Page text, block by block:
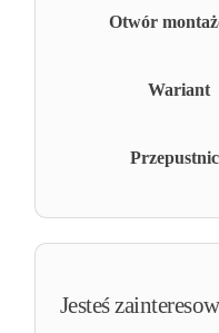
Otwór
Wariant
Jesteś